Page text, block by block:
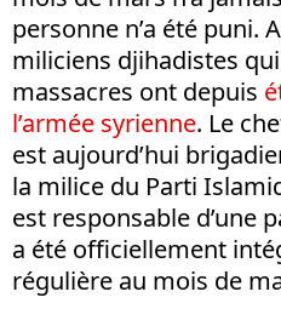
personne n’a été puni.
miliciens djihadistes
massacres ont depuis
l’armée syrienne. Le
est aujourd’hui
la milice du Parti
est responsable d’une
a été officiellement
régulière au mois de